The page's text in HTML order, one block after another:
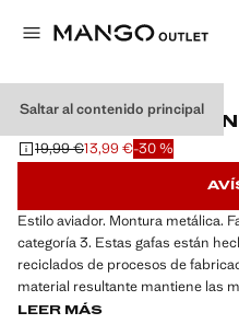
Saltar al contenido principal
GAFAS DE SOL
Precio inicial tachado [19,99 € ]
19,99 €
Precio actual [13,99 € ]
13,99 €-30 %
Selecciona un color
Estilo aviador. Montura metálica.
categoría 3. Estas gafas están
reciclados de procesos de
material resultante mantiene las
PC estándar en cuanto a
LEER MÁS